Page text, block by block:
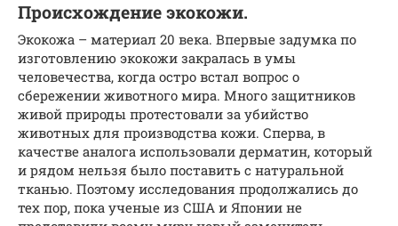
Происхождение экокожи.
Экокожа – материал 20 века. Впервые задумка по
изготовлению экокожи закралась в умы
человечества, когда остро встал вопрос о
сбережении животного мира. Много защитников
живой природы протестовали за убийство
животных для производства кожи. Сперва, в
качестве аналога использовали дерматин, который
и рядом нельзя было поставить с натуральной
тканью. Поэтому исследования продолжались до
тех пор, пока ученые из США и Японии не